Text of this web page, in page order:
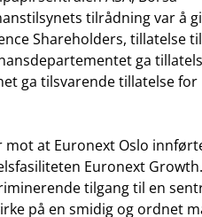
tilrådning var å gi
Shareholders, tillatelse
ga
ga tilsvarende tillatelse for
mot at Euronext Oslo
Euronext Growth.
tilgang til en
på en smidig og ordnet